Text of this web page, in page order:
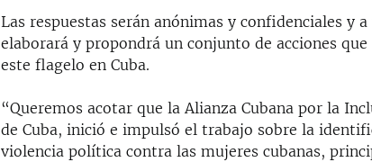
Las respuestas serán anónimas y confidenciales y
elaborará y propondrá un conjunto de acciones
este flagelo en Cuba.
“Queremos acotar que la Alianza Cubana por la
de Cuba, inició e impulsó el trabajo sobre la
violencia política contra las mujeres cubanas,